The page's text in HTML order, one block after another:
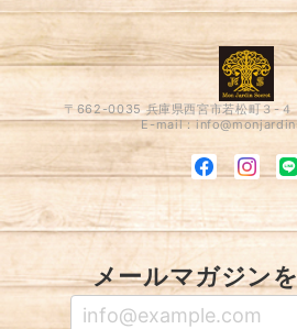
〒662-0035 兵庫県西宮市若松町３-４
E-mail：
メールマガジン